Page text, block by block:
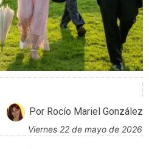
Por Rocío Mariel González
viernes 22 de mayo de 2026